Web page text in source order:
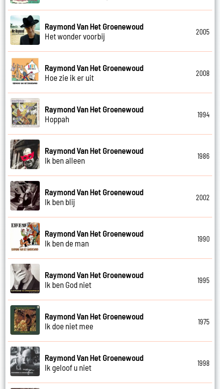
Raymond Van Het Groenewoud
Het wonder voorbij
2005
Raymond Van Het Groenewoud
Hoe zie ik er uit
2008
Raymond Van Het Groenewoud
Hoppah
1994
Raymond Van Het Groenewoud
Ik ben alleen
1986
Raymond Van Het Groenewoud
Ik ben blij
2002
Raymond Van Het Groenewoud
Ik ben de man
1990
Raymond Van Het Groenewoud
Ik ben God niet
1995
Raymond Van Het Groenewoud
Ik doe niet mee
1975
Raymond Van Het Groenewoud
Ik geloof u niet
1998